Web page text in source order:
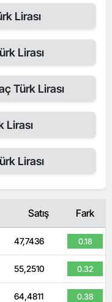
Lirası
Lirası
Türk Lirası
Lirası
Lirası
Satış Fark
47,7436 0.18
55,2510 0.32
64,4811 0.38